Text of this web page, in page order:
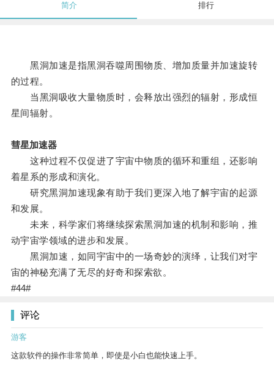
简介 排行
黑洞加速是指黑洞吞噬周围物质、增加质量并加速旋转
的过程。
当黑洞吸收大量物质时，会释放出强烈的辐射，形成恒
星间辐射。
彗星加速器
这种过程不仅促进了宇宙中物质的循环和重组，还影响
着星系的形成和演化。
研究黑洞加速现象有助于我们更深入地了解宇宙的起源
和发展。
未来，科学家们将继续探索黑洞加速的机制和影响，推
动宇宙学领域的进步和发展。
黑洞加速，如同宇宙中的一场奇妙的演绎，让我们对宇
宙的神秘充满了无尽的好奇和探索欲。
#44#
评论
游客
这款软件的操作非常简单，即使是小白也能快速上手。